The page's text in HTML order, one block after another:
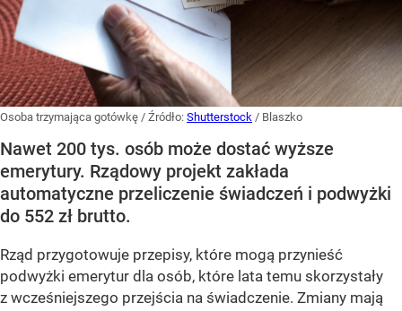
Osoba trzymająca gotówkę / Źródło: Shutterstock / Blaszko
Nawet 200 tys. osób może dostać wyższe
emerytury. Rządowy projekt zakłada
automatyczne przeliczenie świadczeń i podwyżki
do 552 zł brutto.
Rząd przygotowuje przepisy, które mogą przynieść
podwyżki emerytur dla osób, które lata temu skorzystały
z wcześniejszego przejścia na świadczenie. Zmiany mają